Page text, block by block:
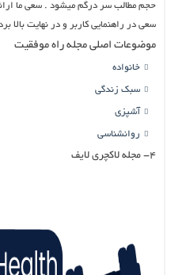
حجم مطالب سر درگم میشود . سعی ما
سعی در راهنمایی کاربر و در نهایت بالا
موضوعات اصلی مجله راه موفقیت
خانواده
سبک زندگی
آشپزی
روانشناسی
۴- مجله لاکچری لایف